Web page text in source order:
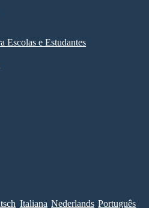
Escolas e Estudantes
Italiana Nederlands Português